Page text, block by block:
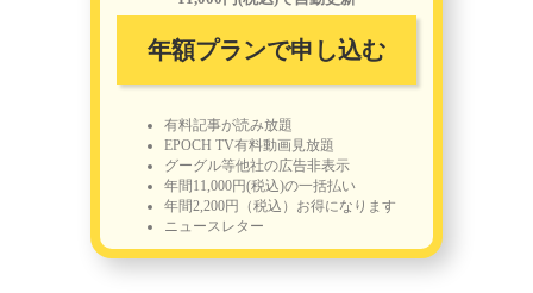
年額プランで申し込む
有料記事が読み放題
EPOCH TV有料動画見放題
グーグル等他社の広告非表示
年間11,000円(税込)の一括払い
年間2,200円（税込）お得になります
ニュースレター